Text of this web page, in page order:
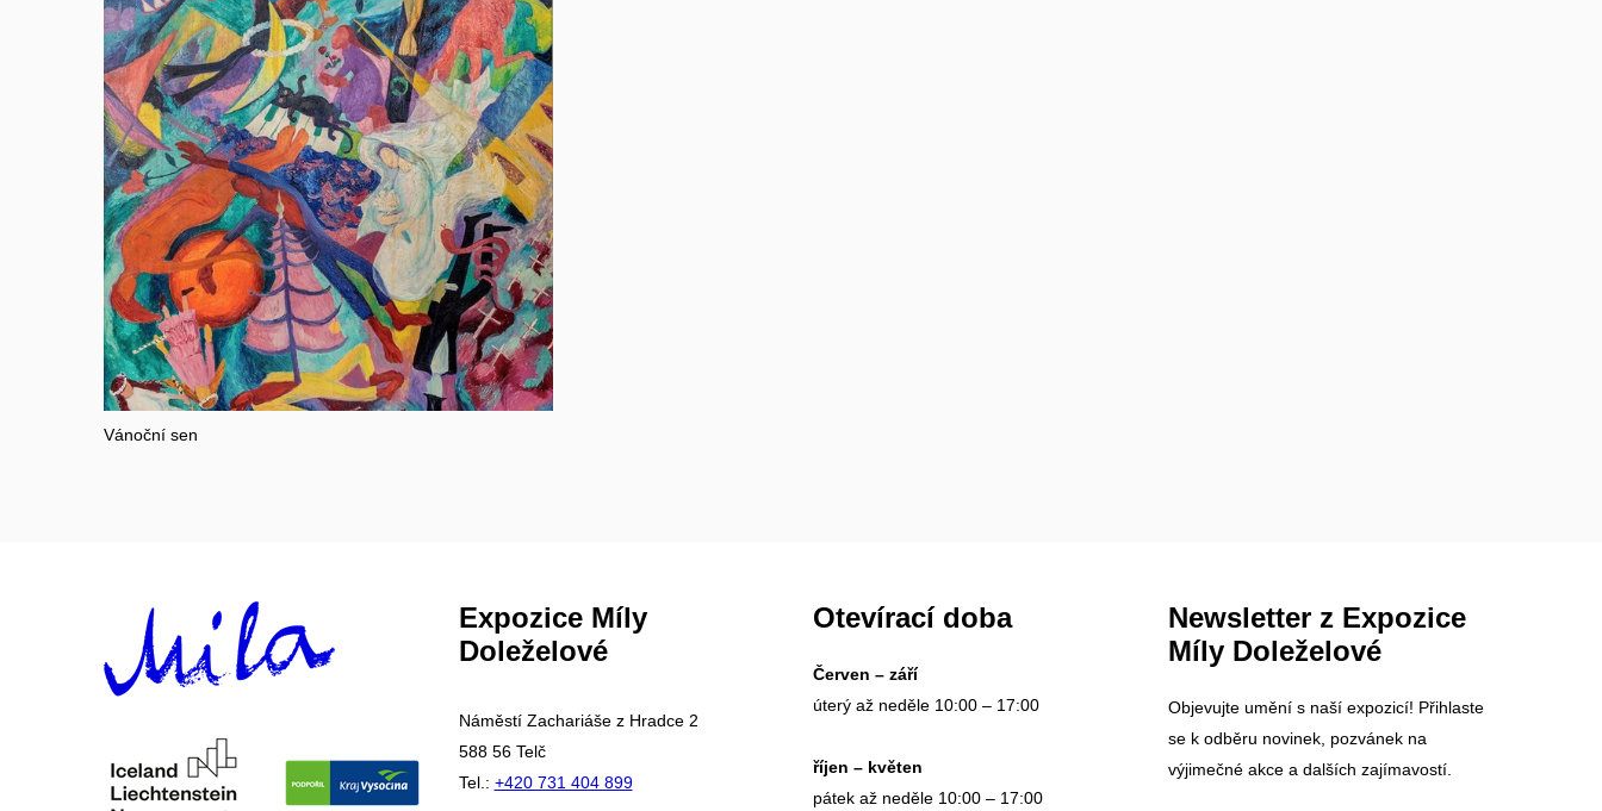
Vánoční sen
Expozice Míly
Doleželové
Náměstí Zachariáše z Hradce 2
588 56 Telč
Tel.: +420 731 404 899
Otevírací doba
Červen – září
úterý až neděle 10:00 – 17:00
říjen – květen
pátek až neděle 10:00 – 17:00
Newsletter z Expozice
Míly Doleželové
Objevujte umění s naší expozicí! Přihlaste
se k odběru novinek, pozvánek na
výjimečné akce a dalších zajímavostí.